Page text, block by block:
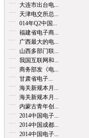
大连市出台电...
天津电交所总...
014年Q2中国...
福建省电子商...
广西最大的电...
山西多部门联...
我国互联网和...
商务部发《电...
甘肃省电子...
海关新规本月...
海关新规本月...
内蒙古青年创...
2014中国电子...
2014中国成都...
2014中国电子...